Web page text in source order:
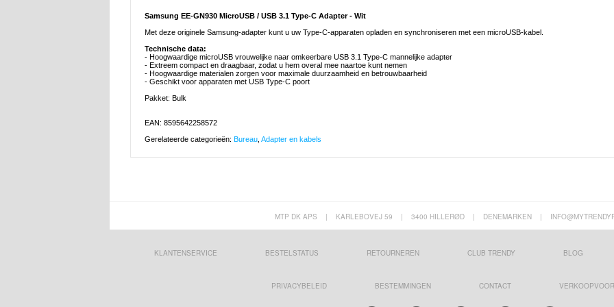
Samsung EE-GN930 MicroUSB / USB 3.1 Type-C Adapter - Wit
Met deze originele Samsung-adapter kunt u uw Type-C-apparaten opladen en synchroniseren met een microUSB-kabel.
Technische data:
- Hoogwaardige microUSB vrouwelijke naar omkeerbare USB 3.1 Type-C mannelijke adapter
- Extreem compact en draagbaar, zodat u hem overal mee naartoe kunt nemen
- Hoogwaardige materialen zorgen voor maximale duurzaamheid en betrouwbaarheid
- Geschikt voor apparaten met USB Type-C poort
Pakket: Bulk
EAN: 8595642258572
Gerelateerde categorieën: Bureau Adapter en kabels
MTP DK APS | KARLEBOVEJ 59 | 3400 HILLERØD | DENEMARKEN |
KLANTENSERVICE BESTELSTATUS RETOURNEREN CLUB TRENDY BLOG
PRIVACYBELEID BESTEMMINGEN CONTACT